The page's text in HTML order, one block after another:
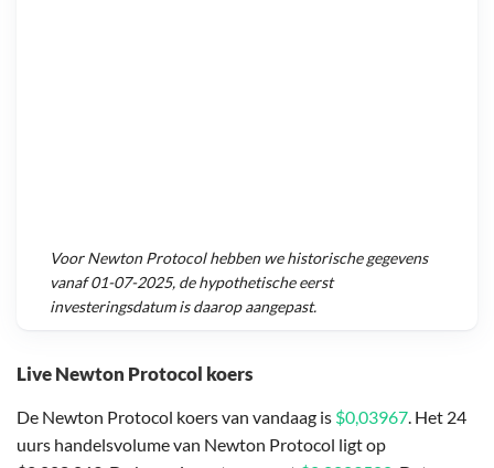
Live Newton Protocol koers
De Newton Protocol koers van vandaag is $0,03967. Het 24
uurs handelsvolume van Newton Protocol ligt op
VoorNewton Protocolhebben we historische gegevens
vanaf01-07-2025, de hypothetische eerst
investeringsdatum is daarop aangepast.